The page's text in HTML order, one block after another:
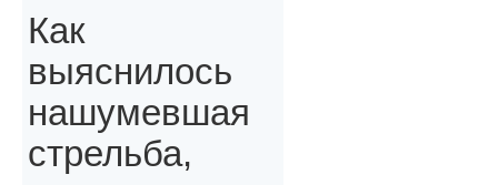
Как
выяснилось
нашумевшая
стрельба,